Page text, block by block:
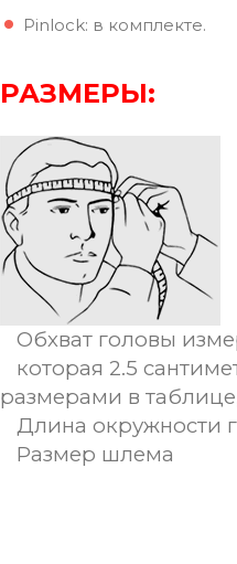
Pinlock: в комплекте.
РАЗМЕРЫ:
Обхват головы
которая 2.5
размерами в
Длина окружности
Размер шлема